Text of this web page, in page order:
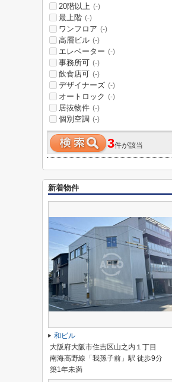
20階以上 (-)
最上階 (-)
ワンフロア (-)
高層ビル (-)
エレベーター (-)
事務所可 (-)
飲食店可 (-)
デザイナーズ (-)
オートロック (-)
居抜物件 (-)
個別空調 (-)
3件が該当
新着物件
和ビル
大阪府大阪市住吉区山之内１丁目
南海高野線「我孫子前」駅 徒歩9分
築1年未満